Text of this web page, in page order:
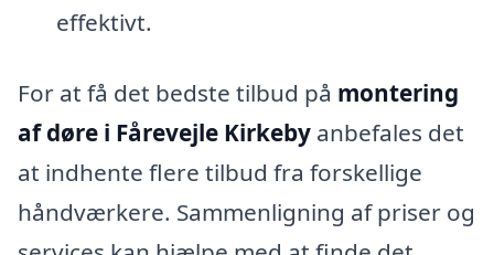
effektivt.
For at få det bedste tilbud på montering
af døre i Fårevejle Kirkeby anbefales det
at indhente flere tilbud fra forskellige
håndværkere. Sammenligning af priser og